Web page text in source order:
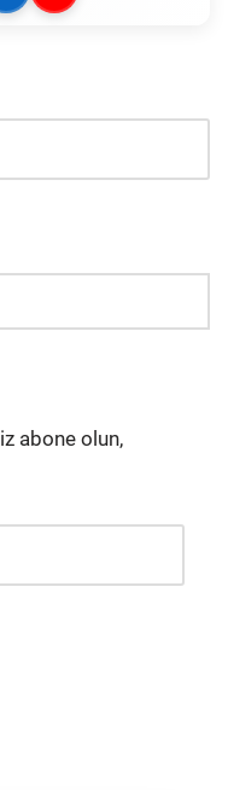
abone olun,